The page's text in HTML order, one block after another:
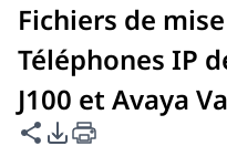
Fichiers de
Téléphones IP
J100 et Avaya
Partager cette page
Options